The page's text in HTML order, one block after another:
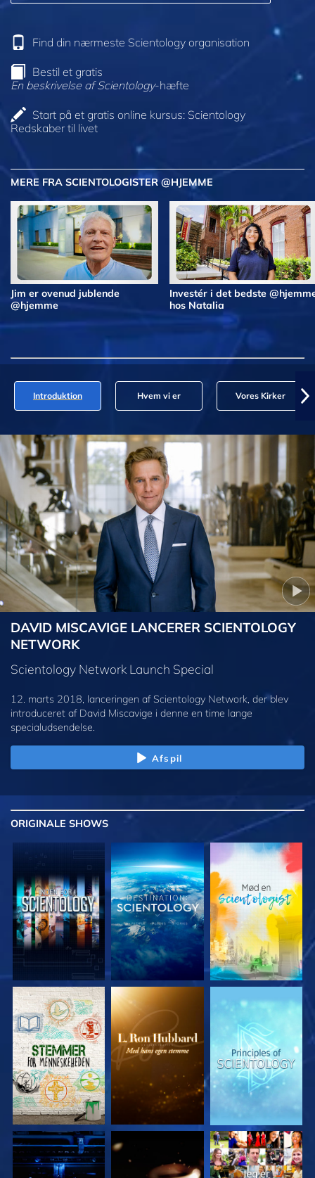
Find din nærmeste Scientology organisation
Bestil et gratis
En beskrivelse af Scientology-hæfte
Start på et gratis online kursus: Scientology
Redskaber til livet
MERE FRA SCIENTOLOGISTER @HJEMME
Jim er ovenud jublende
@hjemme
Investér i det bedste
hos Natalia
Introduktion Hvem vi er Vores Kirker
DAVID MISCAVIGE LANCERER SCIENTOLOGY
NETWORK
Scientology Network Launch Special
12. marts 2018, lanceringen af Scientology Network, der blev
introduceret af David Miscavige i denne en time lange
specialudsendelse.
Afspil
ORIGINALE SHOWS
UDFORSK SERIEN UDFORSK SERIEN UDFORSK SERIEN